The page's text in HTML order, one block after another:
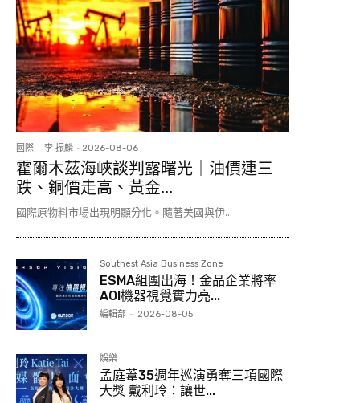
國際 李 振麟 - 2026-08-06
霍爾木茲海峽談判露曙光｜油價連三
跌、銅價走高、黃金...
國際原物料市場出現明顯分化。隨著美國與伊...
Southest Asia Business Zone
ESMA組團出海！金品企業將率
AOI機器視覺實力亮...
編輯部 - 2026-08-05
娛樂
孟庭葦35週年巡演勇奪三項國際
大獎 戴利玲：讓世...